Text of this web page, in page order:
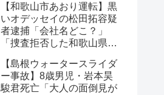
な事件
【和歌山市あおり運転】黒
いオデッセイの松田拓容疑
者逮捕「会社名どこ？」
「捜査拒否した和歌山県
の声
【島根ウォータースライダ
ー事故】8歳男児・岩本昊
駿君死亡「大人の面倒見が